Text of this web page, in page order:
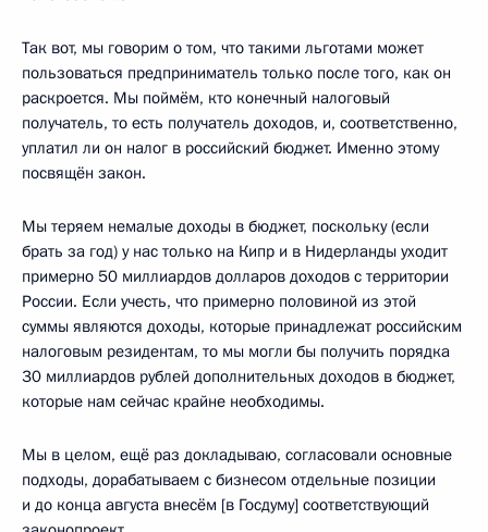
Так вот, мы говорим о том, что такими льготами может
пользоваться предприниматель только после того, как он
раскроется. Мы поймём, кто конечный налоговый
получатель, то есть получатель доходов, и, соответственно,
уплатил ли он налог в российский бюджет. Именно этому
посвящён закон.
Мы теряем немалые доходы в бюджет, поскольку (если
брать за год) у нас только на Кипр и в Нидерланды уходит
примерно 50 миллиардов долларов доходов с территории
России. Если учесть, что примерно половиной из этой
суммы являются доходы, которые принадлежат российским
налоговым резидентам, то мы могли бы получить порядка
30 миллиардов рублей дополнительных доходов в бюджет,
которые нам сейчас крайне необходимы.
Мы в целом, ещё раз докладываю, согласовали основные
подходы, дорабатываем с бизнесом отдельные позиции
и до конца августа внесём [в Госдуму] соответствующий